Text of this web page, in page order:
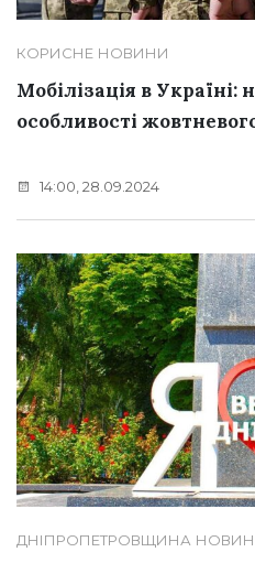
КОРИСНЕ НОВИНИ
Мобілізація в Україні:
особливості
14:00, 28.09.2024
ДНІПРОПЕТРОВЩИНА